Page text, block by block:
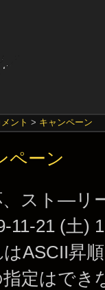
メント > キャンペーン
ペーン
、スト―リ
11-21 (土)
はASCII昇
指定はでき